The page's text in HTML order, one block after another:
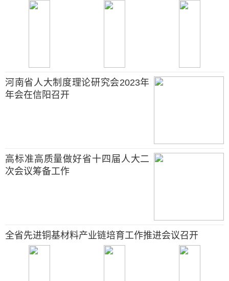
河南省人大制度理论研究会2023年
年会在信阳召开
高标准高质量做好省十四届人大二
次会议筹备工作
全省先进铜基材料产业链培育工作推进会议召开